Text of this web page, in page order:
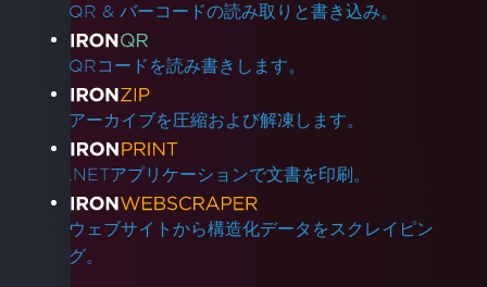
QR & バーコードの読み取りと書き込み。
QRコードを読み書きします。
アーカイブを圧縮および解凍します。
.NETアプリケーションで文書を印刷。
ウェブサイトから構造化データをスクレイピン
グ。